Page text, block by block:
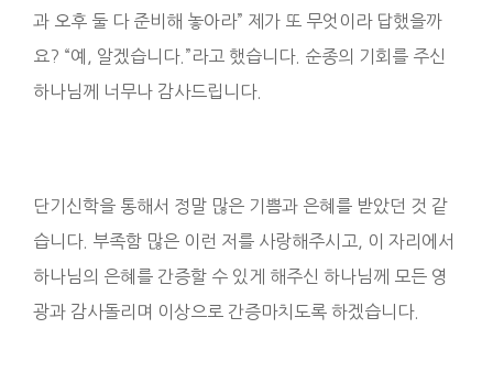
과 오후 둘 다 준비해 놓아라” 제가 또 무엇이라 답했을까
요? “예, 알겠습니다.”라고 했습니다. 순종의 기회를 주신
하나님께 너무나 감사드립니다.
단기신학을 통해서 정말 많은 기쁨과 은혜를 받았던 것 같
습니다. 부족함 많은 이런 저를 사랑해주시고, 이 자리에서
하나님의 은혜를 간증할 수 있게 해주신 하나님께 모든 영
광과 감사돌리며 이상으로 간증마치도록 하겠습니다.